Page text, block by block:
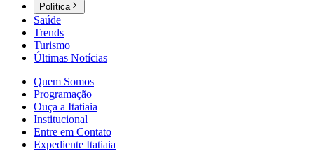
Política
Saúde
Trends
Turismo
Últimas Notícias
Quem Somos
Programação
Ouça a Itatiaia
Institucional
Entre em Contato
Expediente Itatiaia